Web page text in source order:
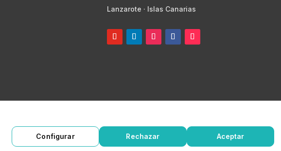
Lanzarote · Islas Canarias
Configurar Rechazar Aceptar